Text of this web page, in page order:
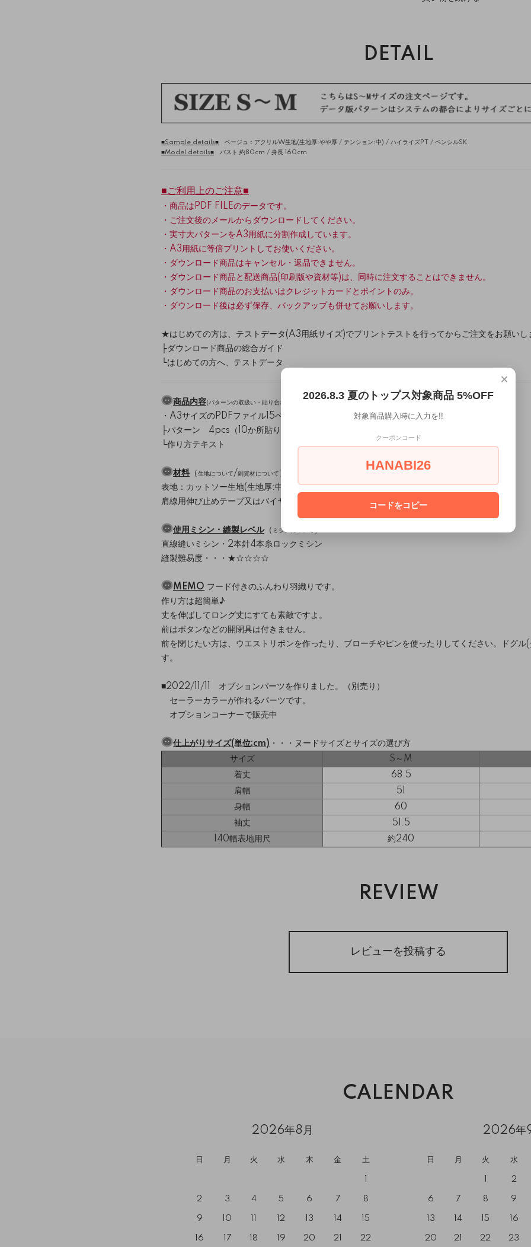
DETAIL
■Sample details■ ベージュ：アクリルW生地(生地厚:やや厚 / テンション:中) / ハイライズPT / ペンシルSK
■Model details■ バスト 約80cm / 身長 160cm
■ご利用上のご注意■
・商品はPDF FILEのデータです。
・ご注文後のメールからダウンロードしてください。
・実寸大パターンをA3用紙に分割作成しています。
・A3用紙に等倍プリントしてお使いください。
・ダウンロード商品はキャンセル・返品できません。
・ダウンロード商品と配送商品(印刷版や資材等)は、同時に注文することはできません。
・ダウンロード商品のお支払いはクレジットカードとポイントのみ。
・ダウンロード後は必ず保存、バックアップも併せてお願いします。
★はじめての方は、テストデータ(A3用紙サイズ)でプリントテストを行ってからご注文をお願いし
├ダウンロード商品の総合ガイド
└はじめての方へ、テストデータ
商品内容(パターンの取扱い・貼り合わせ方
・A3サイズのPDFファイル15ページ(内パターン12ページ)
├パターン 4pcs（10か所貼り合わせが必要です）
└作り方テキスト
材料 （生地について/副資材について ）
表地：カットソー生地(生地厚:中～厚 / テンション:高～低)
肩線用伸び止めテープ又はバイヤス芯
使用ミシン・縫製レベル（ ミシンについて
直線縫いミシン・2本針4本糸ロックミシン
縫製難易度・・・★☆☆☆☆
MEMO フード付きのふんわり羽織りです。
作り方は超簡単♪
丈を伸ばしてロング丈にすても素敵ですよ。
前はボタンなどの開閉具は付きません。
前を閉じたい方は、ウエストリボンを作ったり、ブローチやピンを使ったりしてください。ドグル
す。
■2022/11/11 オプションパーツを作りました。（別売り）
セーラーカラーが作れるパーツです。
オプションコーナーで販売中
仕上がりサイズ(単位:cm) ・・・ ヌードサイズとサイズの選び方
サイズ
S～M
着丈
68.5
肩幅
51
身幅
60
袖丈
51.5
140幅表地用尺
約240
REVIEW
レビューを投稿する
CALENDAR
2026年8月
日 月 火 水 木 金 土
2 3 4 5 6 7 8
9 10 12 13 14 15
16 17 18 19 20 21 22
2026年
日 月 火 水
2
6 7 8 9
13 14 15 16
20 21 22 23
×
2026.8.3 夏のトップス対象商品 5%OFF
対象商品購入時に入力を!!
クーポンコード
HANABI26
コードをコピー